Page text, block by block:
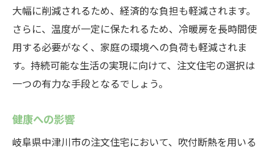
大幅に削減されるため、経済的な負担も軽減されます。
さらに、温度が一定に保たれるため、冷暖房を長時間使
用する必要がなく、家庭の環境への負荷も軽減されま
す。持続可能な生活の実現に向けて、注文住宅の選択は
一つの有力な手段となるでしょう。
健康への影響
岐阜県中津川市の注文住宅において、吹付断熱を用いる